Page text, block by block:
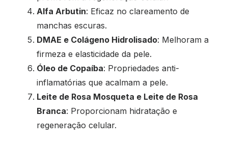
Alfa Arbutin: Eficaz no clareamento de
manchas escuras.
DMAE e Colágeno Hidrolisado: Melhoram a
firmeza e elasticidade da pele.
Óleo de Copaíba: Propriedades anti-
inflamatórias que acalmam a pele.
Leite de Rosa Mosqueta e Leite de Rosa
Branca: Proporcionam hidratação e
regeneração celular.